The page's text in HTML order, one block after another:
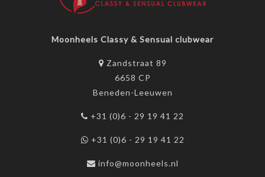
Moonheels Classy & Sensual clubwear
Zandstraat 89
6658 CP
Beneden-Leeuwen
+31 (0)6 - 29 19 41 22
+31 (0)6 - 29 19 41 22
info@moonheels.nl